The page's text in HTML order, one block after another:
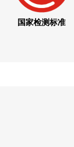
国家检测标准